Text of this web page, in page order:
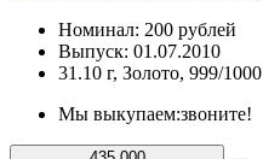
Номинал: 200 рублей
Выпуск: 01.07.2010
31.10 г, Золото, 999/1000
Мы выкупаем:звоните!